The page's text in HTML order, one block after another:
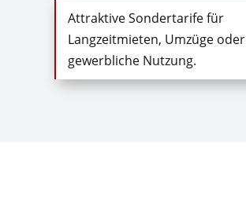
Attraktive Sondertarife für
Langzeitmieten, Umzüge oder
gewerbliche Nutzung.